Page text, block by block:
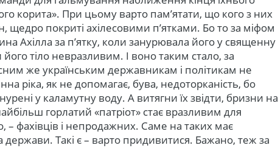
корита». При цьому варто пам’ятати, що кого з них
щедро покриті ахілесовими п’ятками. Бо то за міфом
Ахілла за п’ятку, коли занурювала його у священну
його тіло невразливим. І воно таким стало, за
же українським державникам і політикам не
ріка, як не допомагає, бува, недоторканість, бо
у каламутну воду. А витягни їх звідти, бризни на
горлатий «патріот» стає вразливим для
– фахівців і непродажних. Саме на таких має
Такі є – варто придивитися. Бажано, теж за